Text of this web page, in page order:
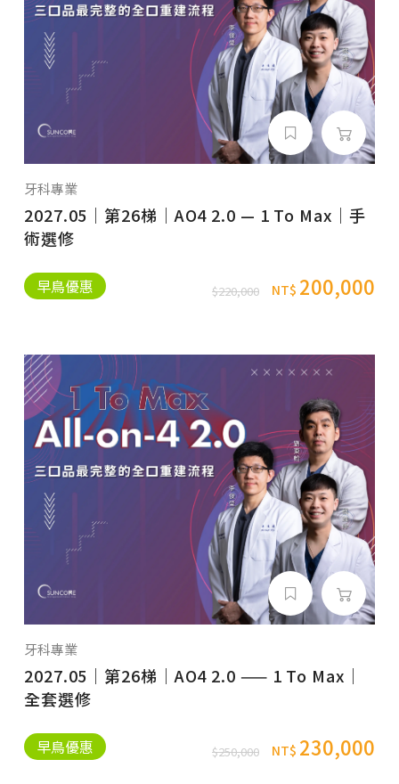
牙科專業
2027.05｜第26梯｜AO4 2.0 — 1 To Max｜手
術選修
早鳥優惠 $220,000 NT$ 200,000
牙科專業
2027.05｜第26梯｜AO4 2.0 —— 1 To Max｜
全套選修
早鳥優惠 $250,000 NT$ 230,000